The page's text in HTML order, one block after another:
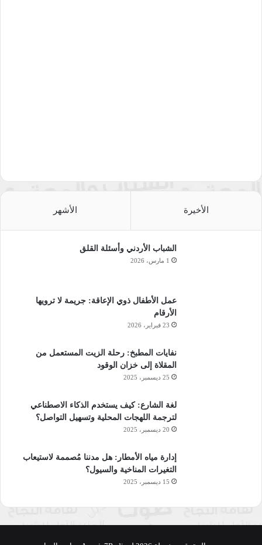
الأخيرة الأشهر
الشباب الأردني وأسئلة القلق
1 مارس، 2026
عمل الأطفال ذوي الإعاقة: جريمة لا ترويها
الأرقام
23 فبراير، 2026
نفايات المطبخ: رحلة الزيت المستعمل من
المقلاة إلى خزان الوقود
25 ديسمبر، 2025
لغة الشارع: كيف يستخدم الذكاء الاصطناعي
لترجمة اللهجات المحلية وتسهيل التواصل؟
20 ديسمبر، 2025
إدارة مياه الأمطار: هل مدننا مُصممة لاستيعاب
التغيرات المناخية والسيول؟
15 ديسمبر، 2025